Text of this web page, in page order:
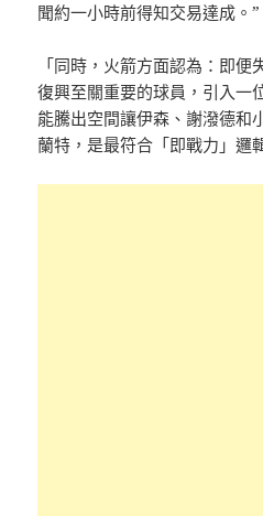
聞約一小時前得知交易達成。”
「同時，火箭方面認為：即
復興至關重要的球員，引入一
能騰出空間讓伊森、謝潑德和
蘭特，是最符合「即戰力」邏